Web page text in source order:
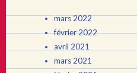
mars 2022
février 2022
avril 2021
mars 2021